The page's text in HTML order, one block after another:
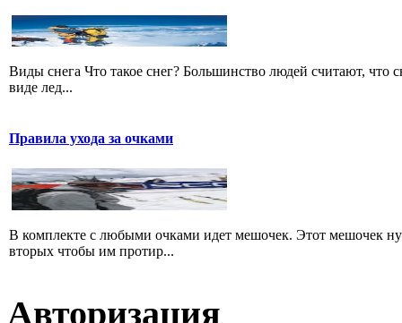
Виды снега Что такое снег? Большинство людей считают, что
виде лед...
Правила ухода за очками
В комплекте с любыми очками идет мешочек. Этот мешочек
вторых чтобы им протир...
Авторизация